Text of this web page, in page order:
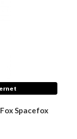
Spacefox